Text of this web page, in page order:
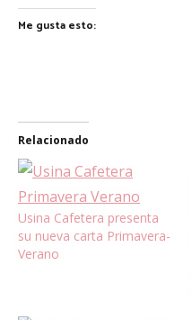
Me gusta esto:
Relacionado
Usina Cafetera presenta
su nueva carta Primavera-
Verano